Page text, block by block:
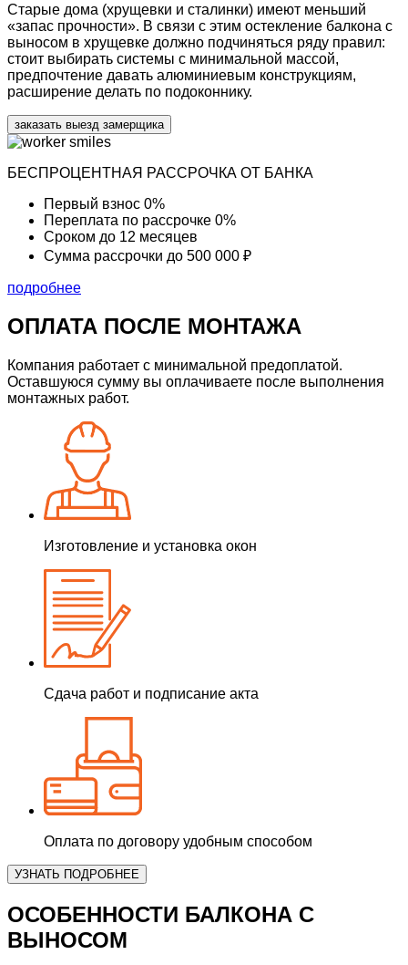
Старые дома (хрущевки и сталинки) имеют меньший
«запас прочности». В связи с этим остекление балкона с
выносом в хрущевке должно подчиняться ряду правил:
стоит выбирать системы с минимальной массой,
предпочтение давать алюминиевым конструкциям,
расширение делать по подоконнику.
заказать выезд замерщика
БЕСПРОЦЕНТНАЯ РАССРОЧКА ОТ БАНКА
Первый взнос 0%
Переплата по рассрочке 0%
Сроком до 12 месяцев
Сумма рассрочки до 500 000 ₽
подробнее
ОПЛАТА ПОСЛЕ МОНТАЖА
Компания работает с минимальной предоплатой.
Оставшуюся сумму вы оплачиваете после выполнения
монтажных работ.
Изготовление и установка окон
Сдача работ и подписание акта
Оплата по договору удобным способом
УЗНАТЬ ПОДРОБНЕЕ
ОСОБЕННОСТИ БАЛКОНА С
ВЫНОСОМ